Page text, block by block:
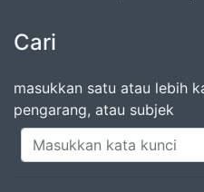
Cari
masukkan satu atau lebih
pengarang, atau subjek